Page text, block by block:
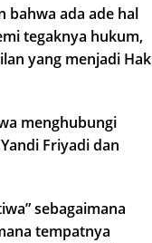
bahwa ada ade hal
tegaknya hukum,
yang menjadi Hak
menghubungi
Friyadi dan
sebagaimana
tempatnya